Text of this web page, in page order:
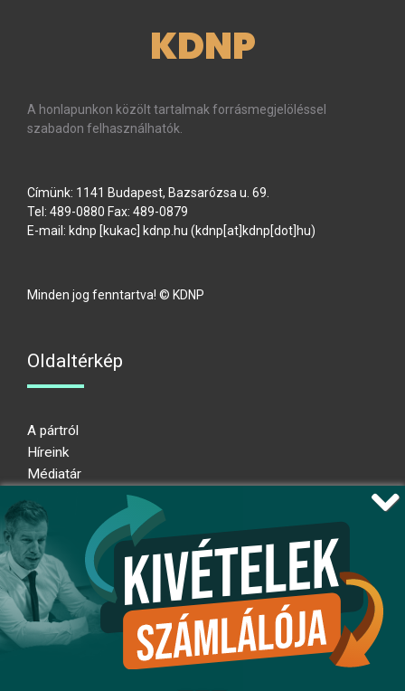
KDNP
A honlapunkon közölt tartalmak forrásmegjelöléssel
szabadon felhasználhatók.
Címünk: 1141 Budapest, Bazsarózsa u. 69.
Tel: 489-0880 Fax: 489-0879
E-mail: kdnp [kukac] kdnp hu (kdnp[at]kdnp[dot]hu)
Minden jog fenntartva! © KDNP
Oldaltérkép
A pártról
Híreink
Médiatár
Adatkezelési nyilatkozat
Átláthatósági nyilatkozat
Ugrás az oldal tetejére
Kövessen minket!